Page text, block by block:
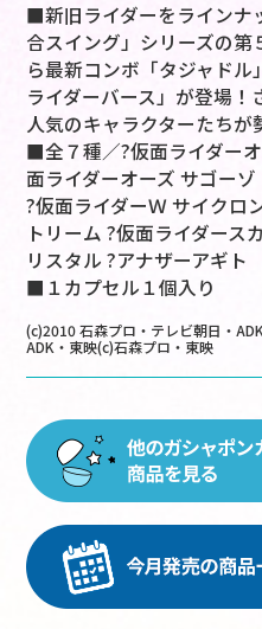
■新旧ライダーをラインナ
合スイング」シリーズの第
ら最新コンボ「タジャド
ライダーバース」が登場！
人気のキャラクターたちが
■全７種／?仮面ライダー
面ライダーオーズ サゴー
?仮面ライダーＷ サイクロ
トリーム ?仮面ライダース
リスタル ?アナザーアギト
■１カプセル１個入り
(c)2010 石森プロ・テレビ朝日・
ADK・東映(c)石森プロ・東映